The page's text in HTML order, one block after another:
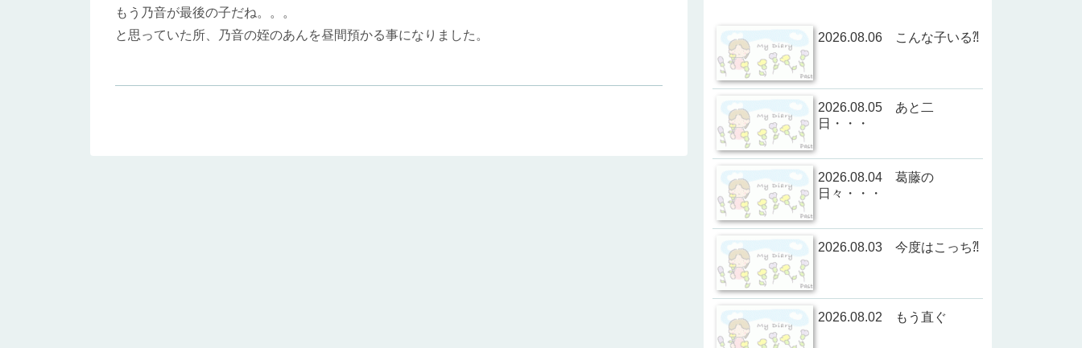
もう乃音が最後の子だね。。。
と思っていた所、乃音の姪のあんを昼間預かる事になりました。
2026.08.06 こんな子いる⁈
2026.08.05 あと二
日・・・
2026.08.04 葛藤の
日々・・・
2026.08.03 今度はこっち⁈
2026.08.02 もう直ぐ